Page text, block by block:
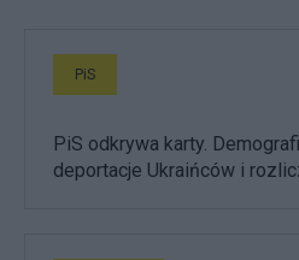
PiS
PiS odkrywa karty.
deportacje Ukraińców i